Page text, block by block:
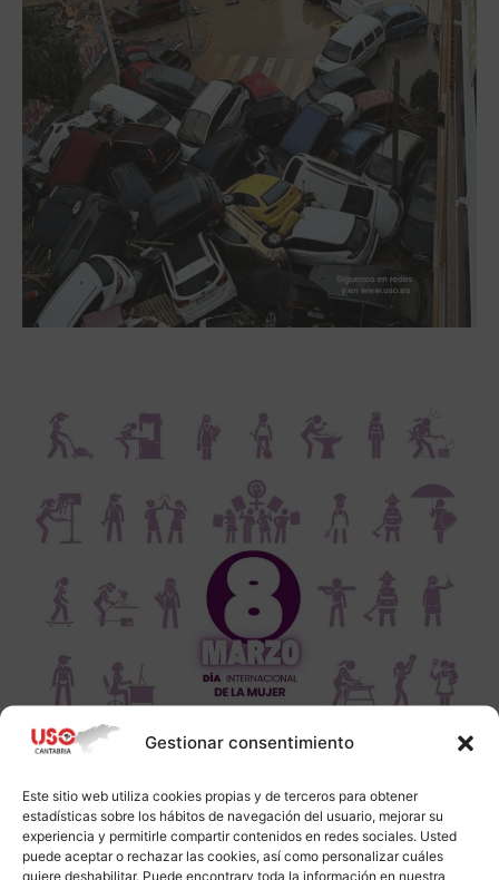
Gestionar consentimiento
Este sitio web utiliza cookies propias y de terceros para obtener
estadísticas sobre los hábitos de navegación del usuario, mejorar su
experiencia y permitirle compartir contenidos en redes sociales. Usted
puede aceptar o rechazar las cookies, así como personalizar cuáles
quiere deshabilitar. Puede encontrarv toda la información en nuestra